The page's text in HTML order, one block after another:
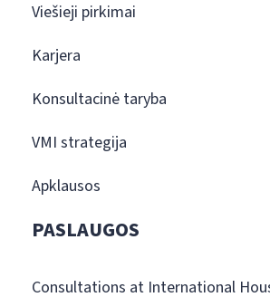
Viešieji pirkimai
Karjera
Konsultacinė taryba
VMI strategija
Apklausos
PASLAUGOS
Consultations at International